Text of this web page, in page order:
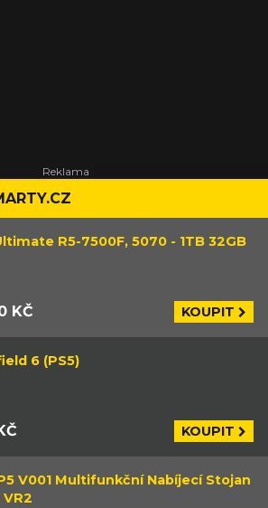
R5-7500F, 5070 - 1TB 32GB
KČ KOUPIT
6 (PS5)
KOUPIT
V001 Multifunkční Nabíjecí Stojan